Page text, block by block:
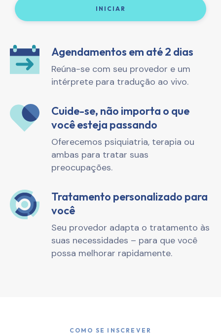
INICIAR
Agendamentos em até 2 dias
Reúna-se com seu provedor e um
intérprete para tradução ao vivo.
Cuide-se, não importa o que
você esteja passando
Oferecemos psiquiatria, terapia ou
ambas para tratar suas
preocupações.
Tratamento personalizado para
você
Seu provedor adapta o tratamento às
suas necessidades – para que você
possa melhorar rapidamente.
COMO SE INSCREVER